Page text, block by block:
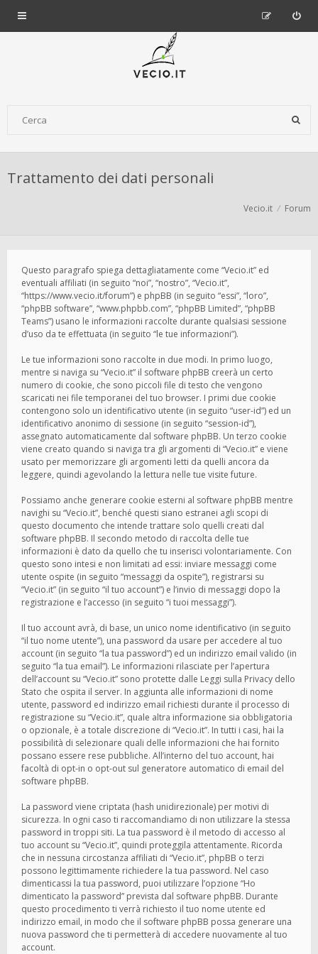
Trattamento dei dati personali
Vecio.it Forum
Questo paragrafo spiega dettagliatamente come “Vecio.it” ed
eventuali affiliati (in seguito “noi”, “nostro”, “Vecio.it”,
“https://www.vecio.it/forum”) e phpBB (in seguito “essi”, “loro”,
“phpBB software”, “www.phpbb.com”, “phpBB Limited”, “phpBB
Teams”) usano le informazioni raccolte durante qualsiasi sessione
d’uso da te effettuata (in seguito “le tue informazioni”).
Le tue informazioni sono raccolte in due modi. In primo luogo,
mentre si naviga su “Vecio.it” il software phpBB creerà un certo
numero di cookie, che sono piccoli file di testo che vengono
scaricati nei file temporanei del tuo browser. I primi due cookie
contengono solo un identificativo utente (in seguito “user-id”) ed un
identificativo anonimo di sessione (in seguito “session-id”),
assegnato automaticamente dal software phpBB. Un terzo cookie
viene creato quando si naviga tra gli argomenti di “Vecio.it” e viene
usato per memorizzare gli argomenti letti da quelli ancora da
leggere, quindi agevolando la lettura nelle tue visite future.
Possiamo anche generare cookie esterni al software phpBB mentre
navighi su “Vecio.it”, benché questi siano estranei agli scopi di
questo documento che intende trattare solo quelli creati dal
software phpBB. Il secondo metodo di raccolta delle tue
informazioni è dato da quello che tu inserisci volontariamente. Con
questo sono intesi e non limitati ad essi: inviare messaggi come
utente ospite (in seguito “messaggi da ospite”), registrarsi su
“Vecio.it” (in seguito “il tuo account”) e l’invio di messaggi dopo la
registrazione e l’accesso (in seguito “i tuoi messaggi”).
Il tuo account avrà, di base, un unico nome identificativo (in seguito
“il tuo nome utente”), una password da usare per accedere al tuo
account (in seguito “la tua password”) ed un indirizzo email valido (in
seguito “la tua email”). Le informazioni rilasciate per l’apertura
dell’account su “Vecio.it” sono protette dalle Leggi sulla Privacy dello
Stato che ospita il server. In aggiunta alle informazioni di nome
utente, password ed indirizzo email richiesti durante il processo di
registrazione su “Vecio.it”, quale altra informazione sia obbligatoria
o opzionale, è a totale discrezione di “Vecio.it”. In tutti i casi, hai la
possibilità di selezionare quali delle informazioni che hai fornito
possano essere rese pubbliche. All’interno del tuo account, hai
facoltà di opt-in o opt-out sul generatore automatico di email del
software phpBB.
La password viene criptata (hash unidirezionale) per motivi di
sicurezza. In ogni caso ti raccomandiamo di non utilizzare la stessa
password in troppi siti. La tua password è il metodo di accesso al
tuo account su “Vecio.it”, quindi proteggila attentamente. Ricorda
che in nessuna circostanza affiliati di “Vecio.it”, phpBB o terzi
possono legittimamente richiedere la tua password. Nel caso
dimenticassi la tua password, puoi utilizzare l’opzione “Ho
dimenticato la password” prevista dal software phpBB. Durante
questo procedimento ti verrà richiesto il tuo nome utente ed
indirizzo email, in modo che il software phpBB possa generare una
nuova password che ti permetterà di accedere nuovamente al tuo
account.